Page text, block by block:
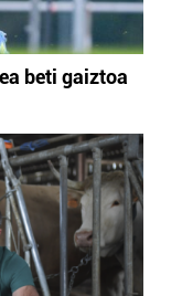
beti gaiztoa